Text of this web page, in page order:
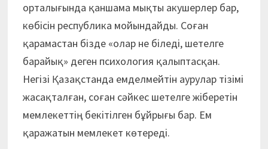
орталығында қаншама мықты акушерлер бар,
көбісін республика мойындайды. Соған
қарамастан бізде «олар не біледі, шетелге
барайық» деген психология қалыптасқан.
Негізі Қазақстанда емделмейтін аурулар тізімі
жасақталған, соған сәйкес шетелге жіберетін
мемлекеттің бекітілген бұйрығы бар. Ем
қаражатын мемлекет көтереді.